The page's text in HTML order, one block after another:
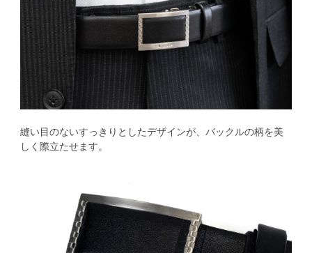
縫い目のないすっきりとしたデザインが、バックルの柄を美
しく際立たせます。